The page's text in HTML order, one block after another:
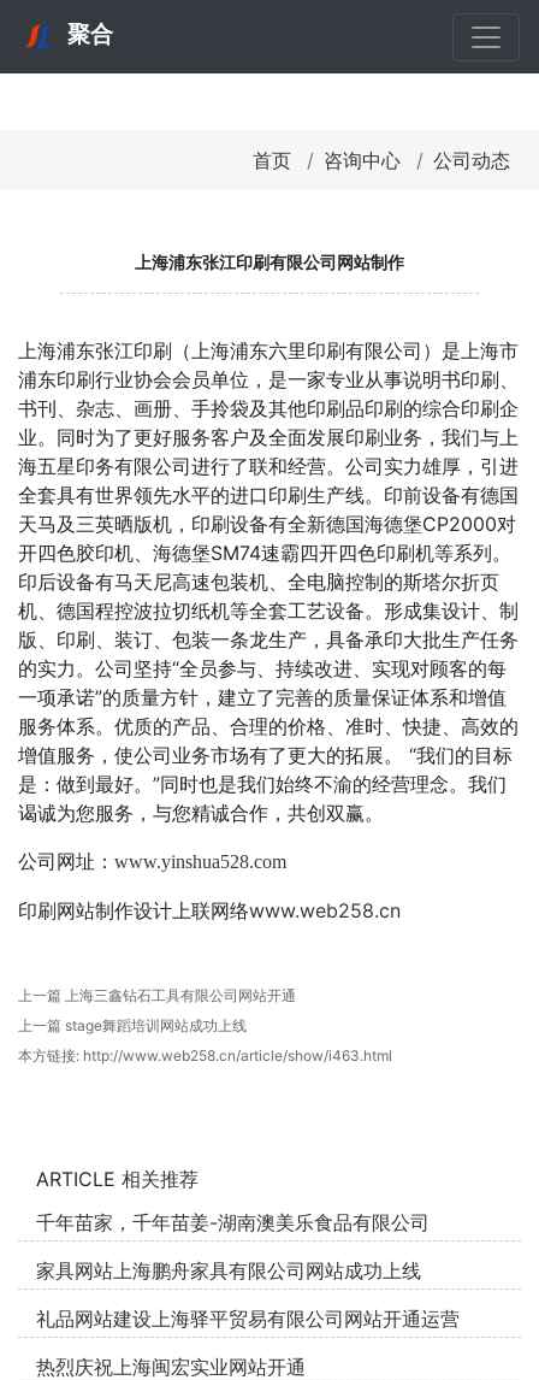
聚合
首页 咨询中心 公司动态
上海浦东张江印刷有限公司网站制作
上海浦东张江印刷（上海浦东六里印刷有限公司）是上海市
浦东印刷行业协会会员单位，是一家专业从事说明书印刷、
书刊、杂志、画册、手拎袋及其他印刷品印刷的综合印刷企
业。同时为了更好服务客户及全面发展印刷业务，我们与上
海五星印务有限公司进行了联和经营。公司实力雄厚，引进
全套具有世界领先水平的进口印刷生产线。印前设备有德国
天马及三英晒版机，印刷设备有全新德国海德堡CP2000对
开四色胶印机、海德堡SM74速霸四开四色印刷机等系列。
印后设备有马天尼高速包装机、全电脑控制的斯塔尔折页
机、德国程控波拉切纸机等全套工艺设备。形成集设计、制
版、印刷、装订、包装一条龙生产，具备承印大批生产任务
的实力。公司坚持“全员参与、持续改进、实现对顾客的每
一项承诺”的质量方针，建立了完善的质量保证体系和增值
服务体系。优质的产品、合理的价格、准时、快捷、高效的
增值服务，使公司业务市场有了更大的拓展。 “我们的目标
是：做到最好。”同时也是我们始终不渝的经营理念。我们
谒诚为您服务，与您精诚合作，共创双赢。
公司网址： www.yinshua528.com
印刷网站制作设计上联网络www.web258.cn
上一篇 上海三鑫钻石工具有限公司网站开通
上一篇 stage舞蹈培训网站成功上线
本方链接: http://www.web258.cn/article/show/i463.html
ARTICLE 相关推荐
千年苗家，千年苗姜-湖南澳美乐食品有限公司
家具网站上海鹏舟家具有限公司网站成功上线
礼品网站建设上海驿平贸易有限公司网站开通运营
热烈庆祝上海闽宏实业网站开通